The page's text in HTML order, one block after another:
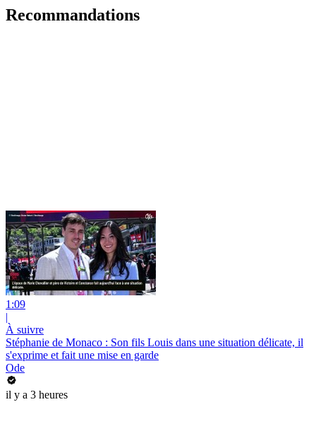
Recommandations
1:09
|
À suivre
Stéphanie de Monaco : Son fils Louis dans une situation délicate, il
s'exprime et fait une mise en garde
Ode
il y a 3 heures